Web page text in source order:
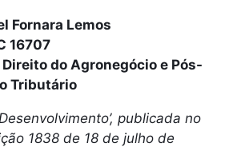
Fornara Lemos
16707
do Agronegócio e Pós-
Tributário
publicada no
1838 de 18 de julho de